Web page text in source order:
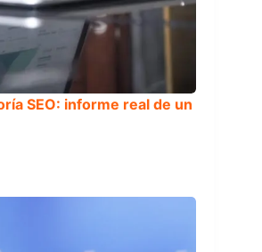
SEO: informe real de un